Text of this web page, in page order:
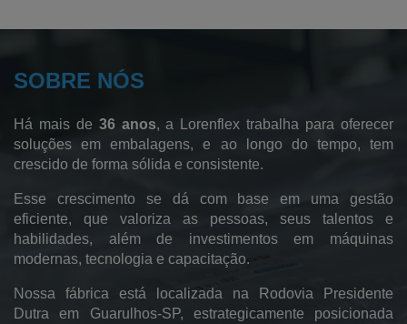
Fábrica de Sacos Hamper
Sacos de Polietileno
Sacos Sanfonados
Sacos Plásticos
Saco Cristal
SOBRE NÓS
Há mais de 36 anos, a Lorenflex trabalha para oferecer
soluções em embalagens, e ao longo do tempo, tem
crescido de forma sólida e consistente.
Esse crescimento se dá com base em uma gestão
eficiente, que valoriza as pessoas, seus talentos e
habilidades, além de investimentos em máquinas
modernas, tecnologia e capacitação.
Nossa fábrica está localizada na Rodovia Presidente
Dutra em Guarulhos-SP, estrategicamente posicionada